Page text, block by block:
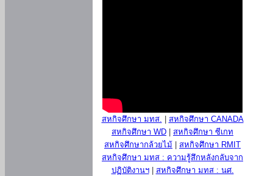
สหกิจศึกษา มทส.
สหกิจศึกษา CANADA
สหกิจศึกษา WD
สหกิจศึกษา ซีเกท
สหกิจศึกษากล้วยไม้
สหกิจศึกษา RMIT
สหกิจศึกษา มทส : ความรู้สึกหลังกลับจาก
ปฏิบัติงานฯ| สหกิจศึกษา มทส : นศ.